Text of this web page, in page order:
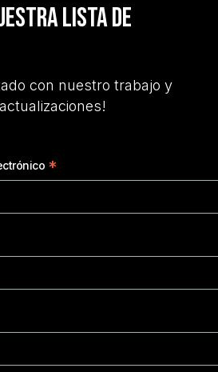
lista de
con nuestro trabajo y
*